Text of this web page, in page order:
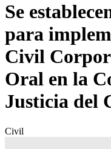
Se
para
Civil
Oral en la
Justicia del
Civil